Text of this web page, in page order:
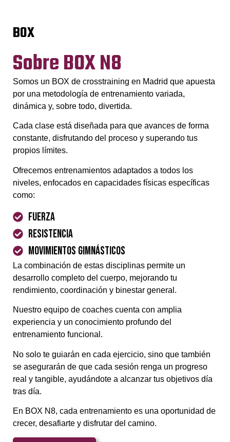
BOX
Sobre BOX N8
Somos un BOX de crosstraining en Madrid que apuesta
por una metodología de entrenamiento variada,
dinámica y, sobre todo, divertida.
Cada clase está diseñada para que avances de forma
constante, disfrutando del proceso y superando tus
propios límites.
Ofrecemos entrenamientos adaptados a todos los
niveles, enfocados en capacidades físicas específicas
como:
Fuerza
Resistencia
Movimientos gimnásticos
La combinación de estas disciplinas permite un
desarrollo completo del cuerpo, mejorando tu
rendimiento, coordinación y binestar general.
Nuestro equipo de coaches cuenta con amplia
experiencia y un conocimiento profundo del
entrenamiento funcional.
No solo te guiarán en cada ejercicio, sino que también
se asegurarán de que cada sesión renga un progreso
real y tangible, ayudándote a alcanzar tus objetivos día
tras día.
En BOX N8, cada entrenamiento es una oportunidad de
crecer, desafiarte y disfrutar del camino.